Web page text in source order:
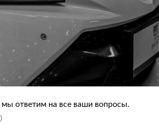
ответим на все ваши вопросы.